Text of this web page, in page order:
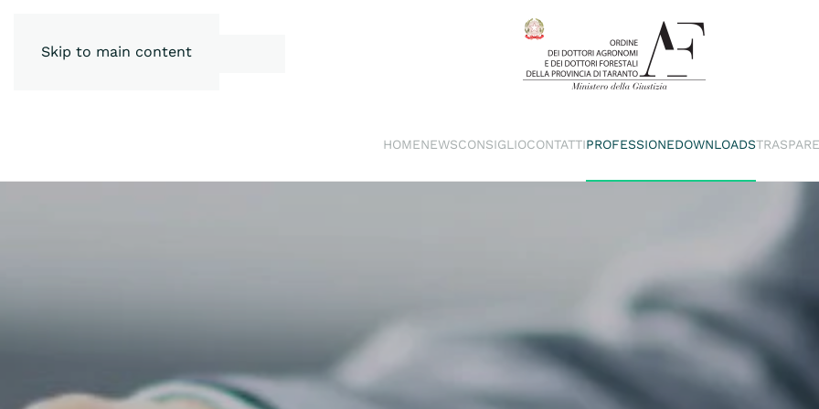
Skip to main content
HOMENEWSCONSIGLIOCONTATTIPROFESSIONEDOWNLOADS